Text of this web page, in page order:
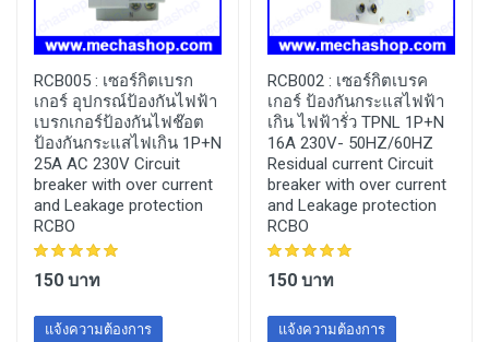
RCB005 : เซอร์กิตเบรก
เกอร์ อุปกรณ์ป้องกันไฟฟ้า
เบรกเกอร์ป้องกันไฟช๊อต
ป้องกันกระแสไฟเกิน 1P+N
25A AC 230V Circuit
breaker with over current
and Leakage protection
RCBO
150 บาท
แจ้งความต้องการ
RCB002 : เซอร์กิตเบรค
เกอร์ ป้องกันกระแสไฟฟ้า
เกิน ไฟฟ้ารั่ว TPNL 1P+N
16A 230V- 50HZ/60HZ
Residual current Circuit
breaker with over current
and Leakage protection
RCBO
150 บาท
แจ้งความต้องการ